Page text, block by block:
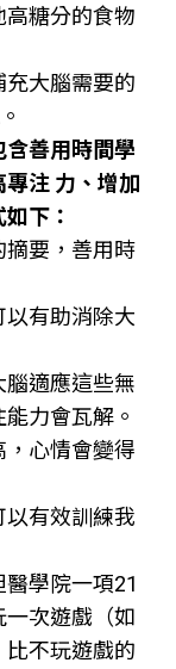
高糖分的食物
大腦需要的
含善用時間學
注 力、增加
下：
摘要，善用時
有助消除大
適應這些無
力會瓦解。
心情會變得
有效訓練我
學院一項21
次遊戲（如
不玩遊戲的